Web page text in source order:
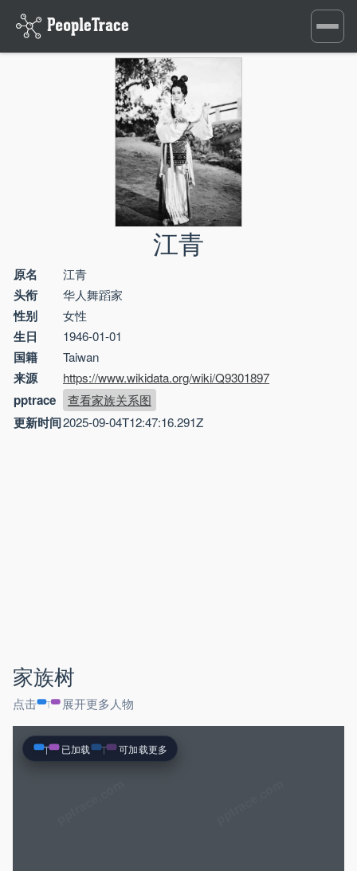
Toggle
江青
原名 江青
头衔 华人舞蹈家
性别 女性
生日 1946-01-01
国籍 Taiwan
来源 https://www.wikidata.org/wiki/Q9301897
pptrace 查看家族关系图
更新时间2025-09-04T12:47:16.291Z
家族树
点击 展开更多人物
已加载 可加载更多